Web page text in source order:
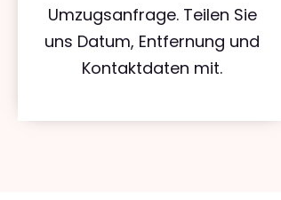
Umzugsanfrage. Teilen Sie
uns Datum, Entfernung und
Kontaktdaten mit.